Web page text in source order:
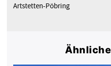
Artstetten-Pöbring